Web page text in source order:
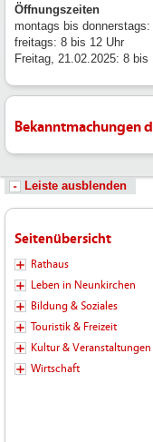
Öffnungszeiten
montags bis
freitags: 8 bis 12 Uhr
Freitag, 21.02.2025: 8 bis
Bekanntmachungen
Leiste ausblenden
Seitenübersicht
Rathaus
Leben in Neunkirchen
Bildung & Soziales
Touristik & Freizeit
Kultur & Veranstaltungen
Wirtschaft